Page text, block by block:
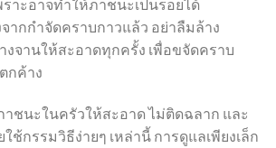
ราะอาจทำให้ภาชนะเป็นรอยได้
ากกำจัดคราบกาวแล้ว อย่าลืมล้าง
จานให้สะอาดทุกครั้ง เพื่อขจัดคราบ
กค้าง
ชนะในครัวให้สะอาด ไม่ติดฉลาก และ
ช้กรรมวิธีง่ายๆ เหล่านี้ การดูแลเพียงเล็ก